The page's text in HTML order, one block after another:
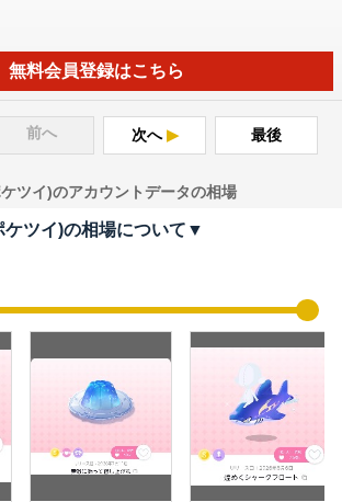
無料会員登録はこちら
前へ 次へ 最後
ツイ)のアカウントデータの相場
ケツイ)の相場について▼